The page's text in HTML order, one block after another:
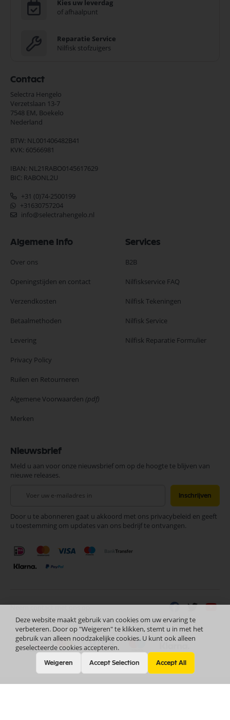
Kies uw leverdag
of afhaalpunt
Reparatie Service
Nilfisk stofzuigers
Contact
Selectra Hengelo
Verzetslaan 13-7
7548 EM, Boekelo
Nederland
BTW: NL001406482B41
KVK: 60566981
IBAN: NL21RABO0145617629
BIC: RABONL2U
+31 (0)74-2500199
+31630757204
info@selectrahengelo.nl
Algemene Info
Over ons
Openingstijden en contact
Verzendkosten
Betaalmethoden
Levering
Privacy Policy
Ruilen en Retourneren
Algemene Voorwaarden (pdf)
Merken
Services
B2B
Nilfiskservice FAQ
Nilfisk Tekeningen
Nilfisk Service
Nilfisk Reparatie Formulier
Nieuwsbrief
Meld u aan voor onze nieuwsbrief om op de hoogte te blijven van
nieuwe releases.
onze
nieuwsbrief
Inschrijven
Door u te abonneren gaat u akkoord met ons privacybeleid en geeft
u toestemming om updates van ons bedrijf te ontvangen.
Neem contact met ons op
Deze website maakt gebruik van cookies om uw ervaring te
verbeteren. Door op "Weigeren" te klikken, stemt u in met het
gebruik van alleen noodzakelijke cookies. U kunt ook alleen
geselecteerde cookies accepteren.
Weigeren Accept Selection Accept All